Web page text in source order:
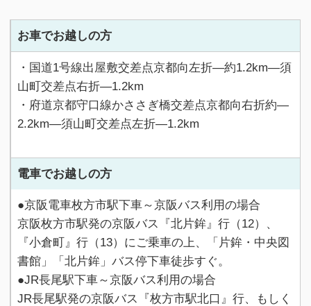
お車でお越しの方
・国道1号線出屋敷交差点京都向左折—約1.2km—須
山町交差点右折—1.2km
・府道京都守口線かささぎ橋交差点京都向右折約—
2.2km—須山町交差点左折—1.2km
電車でお越しの方
●京阪電車枚方市駅下車～京阪バス利用の場合
京阪枚方市駅発の京阪バス『北片鉾』行（12）、
『小倉町』行（13）にご乗車の上、「片鉾・中央図
書館」「北片鉾」バス停下車徒歩すぐ。
●JR長尾駅下車～京阪バス利用の場合
JR長尾駅発の京阪バス『枚方市駅北口』行、もしく